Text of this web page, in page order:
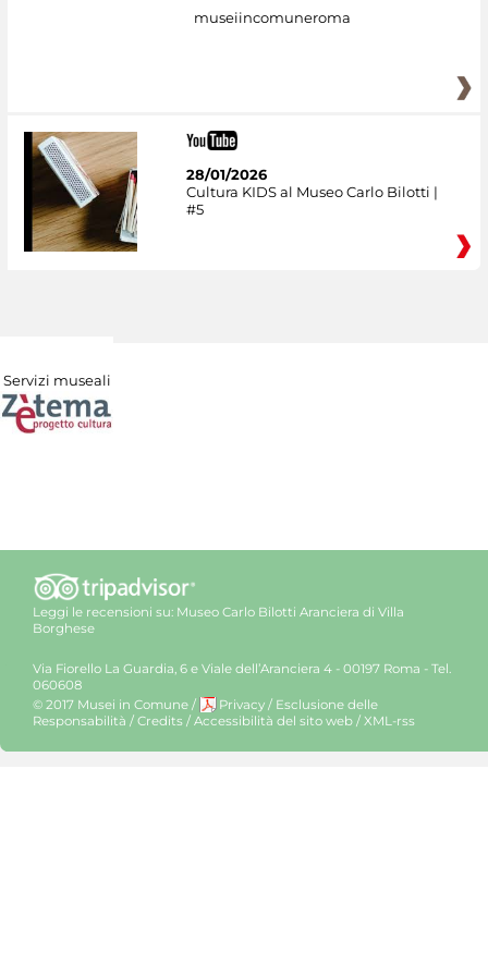
museiincomuneroma
28/01/2026
Cultura KIDS al Museo Carlo Bilotti |
#5
Servizi museali
Leggi le recensioni su: Museo Carlo Bilotti Aranciera di Villa
Borghese
Via Fiorello La Guardia, 6 e Viale dell’Aranciera 4 - 00197 Roma - Tel.
060608
© 2017 Musei in Comune / Privacy / Esclusione delle
Responsabilità / Credits / Accessibilità del sito web / XML-rss